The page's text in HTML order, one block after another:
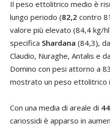
Il peso ettolitrico medio è
lungo periodo (82,2 contro
valore più elevato (84,4 kg/
specifica Shardana (84,3), da
Claudio, Nuraghe, Antalis e
Domino con pesi attorno a
mostrato un peso ettolitrico
Con una media di areale di
cariossidi è apparso in